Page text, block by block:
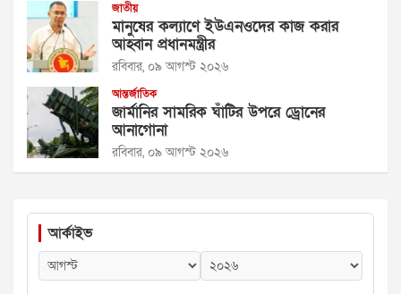
জাতীয়
মানুষের কল্যাণে ইউএনওদের কাজ করার
আহ্বান প্রধানমন্ত্রীর
রবিবার, ০৯ আগস্ট ২০২৬
আন্তর্জাতিক
জার্মানির সামরিক ঘাঁটির উপরে ড্রোনের
আনাগোনা
রবিবার, ০৯ আগস্ট ২০২৬
আর্কাইভ